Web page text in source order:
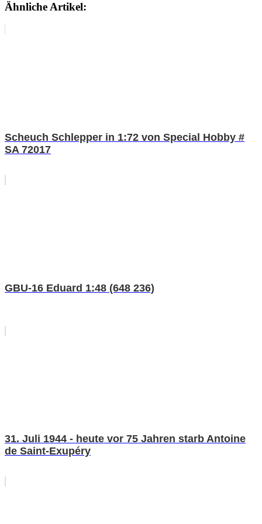
Ähnliche Artikel:
Scheuch Schlepper in 1:72 von Special Hobby #
SA 72017
GBU-16 Eduard 1:48 (648 236)
31. Juli 1944 - heute vor 75 Jahren starb Antoine
de Saint-Exupéry